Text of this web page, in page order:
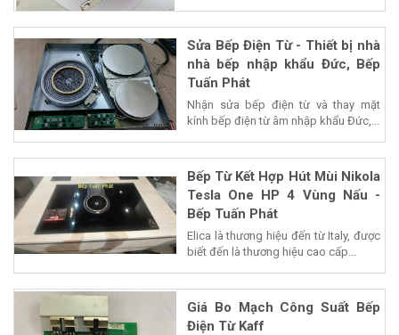
Sửa Bếp Điện Từ - Thiết bị nhà
nhà bếp nhập khẩu Đức, Bếp
Tuấn Phát
Nhận sửa bếp điện từ và thay mặt
kính bếp điện từ âm nhập khẩu Đức,...
Bếp Từ Kết Hợp Hút Mùi Nikola
Tesla One HP 4 Vùng Nấu -
Bếp Tuấn Phát
Elica là thương hiệu đến từ Italy, được
biết đến là thương hiệu cao cấp...
Giá Bo Mạch Công Suất Bếp
Điện Từ Kaff